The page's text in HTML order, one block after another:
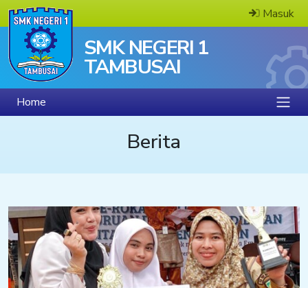
Masuk
SMK NEGERI 1
TAMBUSAI
Home
Berita